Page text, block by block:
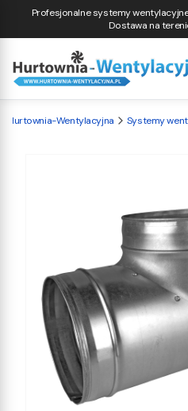
Profesjonalne systemy
Dostawa na
Hurtownia-Wentylacyjna Systemy